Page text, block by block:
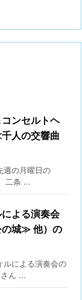
ンセルトヘ
人の交響曲
週の月曜日の
二条 ...
よる演奏会
の城≫ 他）の
ルによる演奏会の
ん ...